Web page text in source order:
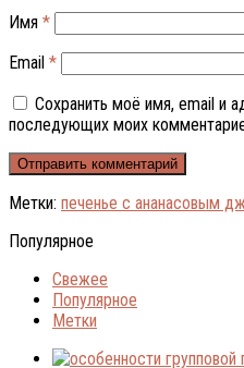
Имя *
Email *
Сохранить моё имя, email и
последующих моих
Метки: печенье с ананасовым
Популярное
Свежее
Популярное
Метки